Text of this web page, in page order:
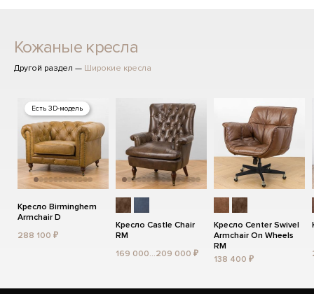
Кожаные кресла
Другой раздел — Широкие кресла
Есть 3D-модель
Кресло Birminghem
Armchair D
288 100 ₽
Кресло Castle Chair
RM
169 000...209 000 ₽
Кресло Center Swivel
Armchair On Wheels
RM
138 400 ₽